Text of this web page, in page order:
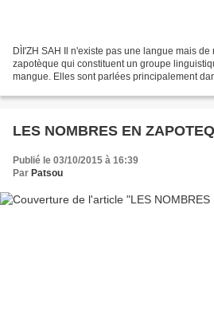
DÌI'ZH SAH Il n'existe pas une langue mais
zapotèque qui constituent un groupe
mangue. Elles sont parlées principalement
LES NOMBRES EN
Publié le 03/10/2015 à 16:39
Par Patsou